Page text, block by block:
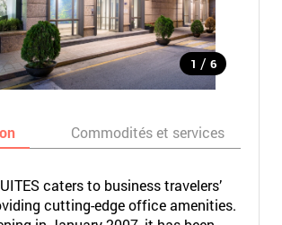
1 / 6
Commodités et services
caters to business travelers’
cutting-edge office amenities.